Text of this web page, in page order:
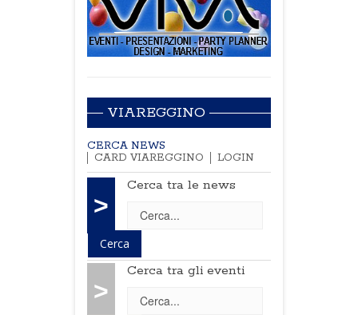
VIAREGGINO
CERCA NEWS
CARD VIAREGGINO
LOGIN
>
Cerca tra le news
>
Cerca tra gli eventi